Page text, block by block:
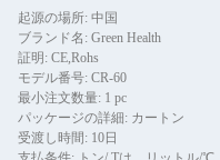
起源の場所: 中国
ブランド名: Green Health
証明: CE,Rohs
モデル番号: CR-60
最小注文数量: 1 pc
パッケージの詳細: カートン
受渡し時間: 10日